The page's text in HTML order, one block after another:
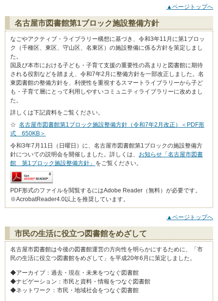
▲ページトップへ
名古屋市図書館第1ブロック施設整備方針
なごやアクティブ・ライブラリー構想に基づき、令和3年11月に第1ブロッ
ク（千種区、東区、守山区、名東区）の施設整備に係る方針を策定しまし
た。
国及び本市における子ども・子育て支援の重要性の高まりと図書館に期待
される役割などを踏まえ、令和7年2月に整備方針を一部改正しました。名
東図書館の整備方針を、利便性を重視するスマートライブラリーから子ど
も・子育て層にとって利用しやすいコミュニティライブラリーに改めまし
た。
詳しくは下記資料をご覧ください。
☆ 名古屋市図書館第1ブロック施設整備方針（令和7年2月改正）＜PDF形
式 650KB＞
令和3年7月11日（日曜日）に、名古屋市図書館第1ブロックの施設整備方
針についての説明会を開催しました。詳しくは、 お知らせ「名古屋市図書
館 第1ブロック施設整備方針」 をご覧ください。
PDF形式のファイルを閲覧するにはAdobe Reader（無料）が必要です。
※AcrobatReader4.0以上を推奨しています。
▲ページトップへ
市民の生活に役立つ図書館をめざして
名古屋市図書館は今後の図書館運営の方向性を明らかにするために、「市
民の生活に役立つ図書館をめざして」を平成20年6月に策定しました。
◆アーカイブ：過去・現在・未来をつなぐ図書館
◆ナビゲーション：市民と資料・情報をつなぐ図書館
◆ネットワーク：市民・地域社会をつなぐ図書館